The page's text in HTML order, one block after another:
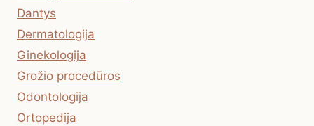
Dantys
Dermatologija
Ginekologija
Grožio procedūros
Odontologija
Ortopedija